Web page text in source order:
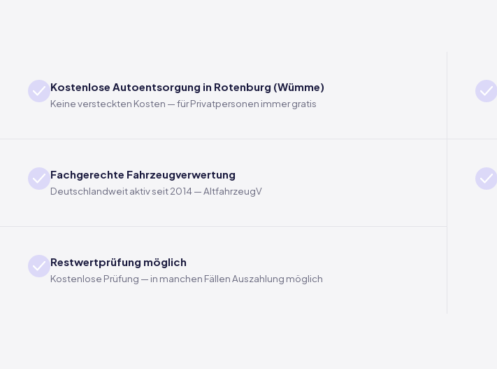
Kostenlose Autoentsorgung in Rotenburg (Wümme)
Keine versteckten Kosten — für Privatpersonen immer gratis
Fachgerechte Fahrzeugverwertung
Deutschlandweit aktiv seit 2014 — AltfahrzeugV
Restwertprüfung möglich
Kostenlose Prüfung — in manchen Fällen Auszahlung möglich